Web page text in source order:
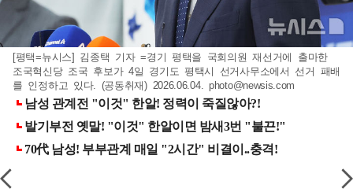
[평택=뉴시스] 김종택 기자 =경기 평택을 국회의원 재선거에 출마한
조국혁신당 조국 후보가 4일 경기도 평택시 선거사무소에서 선거 패배
를 인정하고 있다. (공동취재) 2026.06.04. photo@newsis.com